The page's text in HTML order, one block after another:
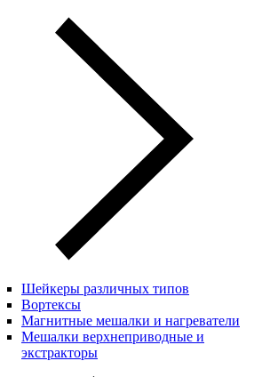
Шейкеры различных типов
Вортексы
Магнитные мешалки и нагреватели
Мешалки верхнеприводные и
экстракторы